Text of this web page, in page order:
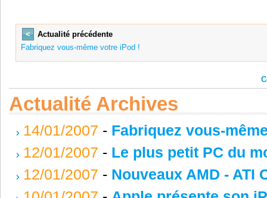
<
Actualité précédente
Fabriquez vous-même votre iPod !
Actualité Archives
14/01/2007 - Fabriquez vous-
12/01/2007 - Le plus petit PC du
12/01/2007 - Nouveaux AMD - ATI